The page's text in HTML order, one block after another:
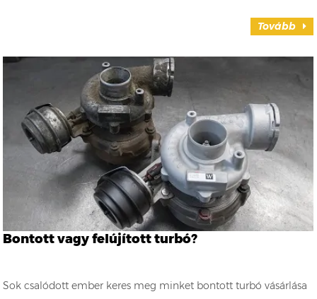
Tovább
Bontott vagy felújított turbó?
Sok csalódott ember keres meg minket bontott turbó vásárlása